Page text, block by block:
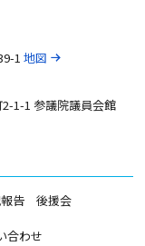
1地図
1-1 参議院議員会館
告 後援会
合わせ